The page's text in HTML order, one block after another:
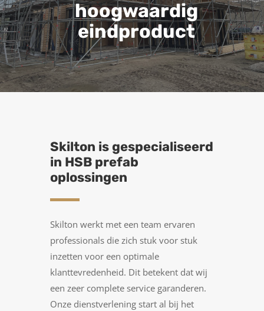
hoogwaardig
eindproduct
Skilton is gespecialiseerd
in HSB prefab
oplossingen
Skilton werkt met een team ervaren
professionals die zich stuk voor stuk
inzetten voor een optimale
klanttevredenheid. Dit betekent dat wij
een zeer complete service garanderen.
Onze dienstverlening start al bij het